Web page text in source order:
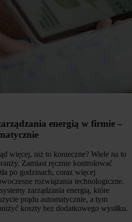
energią w firmie –
więcej, niż to konieczne? Wiele na to
Zamiast ręcznie kontrolować
po godzinach, coraz więcej
rozwiązania technologiczne.
zarządzania energią, które
prądu automatycznie, a tym
koszty bez dodatkowego wysiłku.